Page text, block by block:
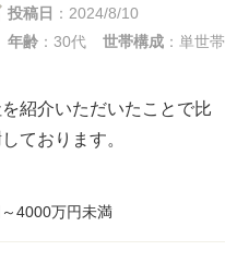
投稿日 ： 2024/8/10
年齢 ：30代 世帯構成 ：単世帯
紹介いただいたことで比
ております。
4000万円未満